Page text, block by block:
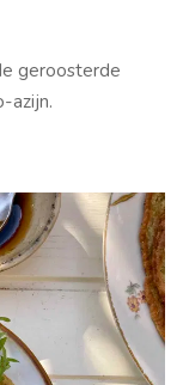
geroosterde
azijn.